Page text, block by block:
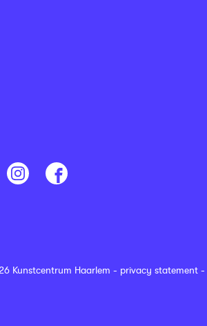
Kunstcentrum Haarlem - privacy statement -